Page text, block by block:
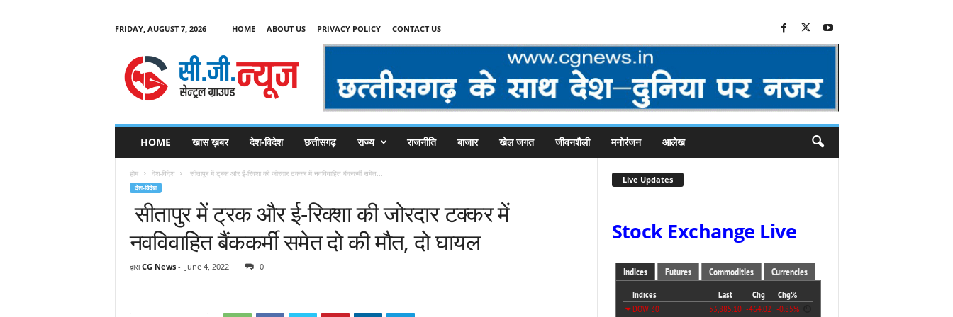
FRIDAY, AUGUST 7, 2026 HOME ABOUT US PRIVACY POLICY CONTACT US
C
HOME खास ख़बर देश-विदेश छत्तीसगढ़ राज्य राजनीति बाजार खेल जगत जीवनशैली मनोरंजन आलेख
होम देश-विदेश सीतापुर में ट्रक और ई-रिक्शा की जोरदार टक्कर में नवविवाहित बैंककर्मी समेत...
देश-विदेश
सीतापुर में ट्रक और ई-रिक्शा की जोरदार टक्कर में
नवविवाहित बैंककर्मी समेत दो की मौत, दो घायल
द्वारा CG News- June 4, 2022 0
Live Updates
Stock Exchange Live